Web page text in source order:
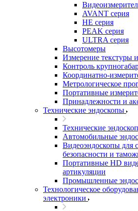
AVANT серия
HE серия
PEAK серия
ULTRA серия
Высотомеры
Измерение текстуры
Контроль
Координатно-
Метрологическое
Портативные
Принадлежности и
Технические эндоскопы
Технические
Автомобильные
Видеоэндоскопы для
безопасности и
Портативные HD
артикуляции
Промышленные
Технологическое
электроники